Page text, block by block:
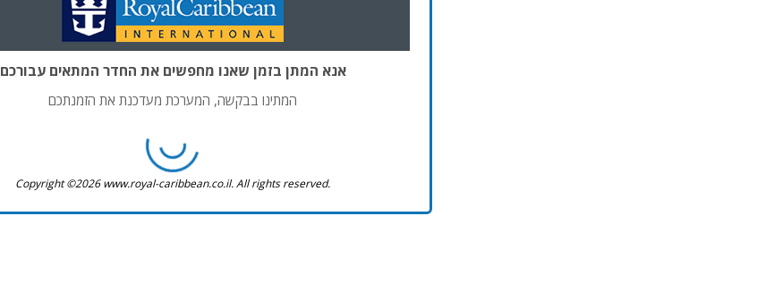
אנא המתן בזמן שאנו מחפשים את החדר המתאים עבורכם
המתינו בבקשה, המערכת מעדכנת את הזמנתכם
Copyright ©2026 www.royal-caribbean.co.il. All rights reserved.